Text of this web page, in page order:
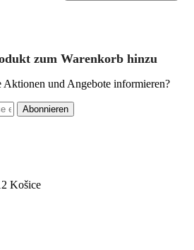
zum Warenkorb hinzu
Aktionen und Angebote informieren?
Abonnieren
Košice